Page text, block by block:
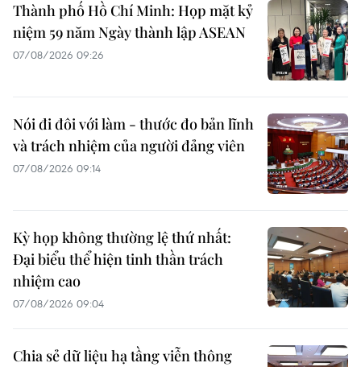
Thành phố Hồ Chí Minh: Họp mặt kỷ
niệm 59 năm Ngày thành lập ASEAN
07/08/2026 09:26
Nói đi đôi với làm - thước đo bản lĩnh
và trách nhiệm của người đảng viên
07/08/2026 09:14
Kỳ họp không thường lệ thứ nhất:
Đại biểu thể hiện tinh thần trách
nhiệm cao
07/08/2026 09:04
Chia sẻ dữ liệu hạ tầng viễn thông